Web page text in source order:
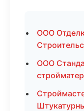
ООО
ООО